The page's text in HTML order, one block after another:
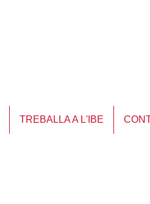
TREBALLA A L'IBE